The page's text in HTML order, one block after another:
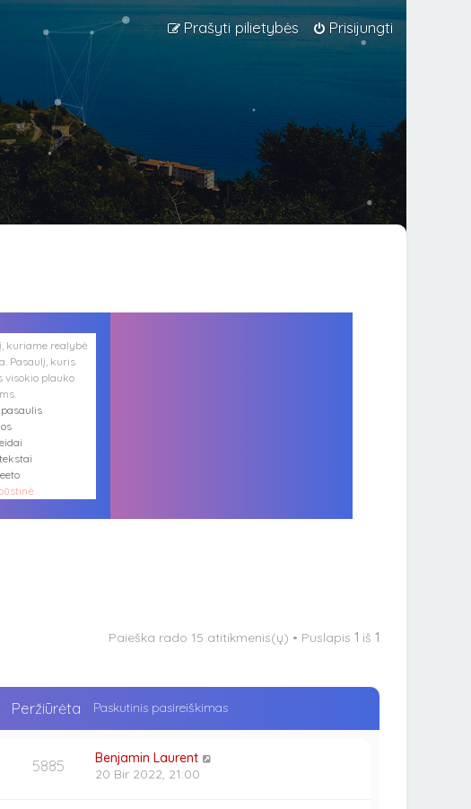
Prisijungti
Prašyti pilietybės
kuriame realybė
Pasaulį, kuris
visokio plauko
Paieška rado 15 atitikmenis(ų) • Puslapis 1 iš 1
Peržiūrėta Paskutinis pasireiškimas
5885
Benjamin Laurent
20 Bir 2022, 21:00